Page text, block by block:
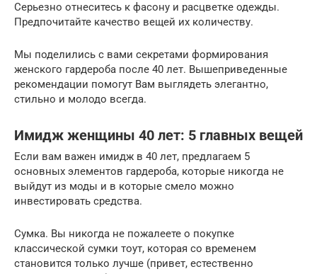
Серьезно отнеситесь к фасону и расцветке одежды.
Предпочитайте качество вещей их количеству.
Мы поделились с вами секретами формирования
женского гардероба после 40 лет. Вышеприведенные
рекомендации помогут Вам выглядеть элегантно,
стильно и молодо всегда.
Имидж женщины 40 лет: 5 главных вещей
Если вам важен имидж в 40 лет, предлагаем 5
основных элементов гардероба, которые никогда не
выйдут из моды и в которые смело можно
инвестировать средства.
Сумка. Вы никогда не пожалеете о покупке
классической сумки тоут, которая со временем
становится только лучше (привет, естественно